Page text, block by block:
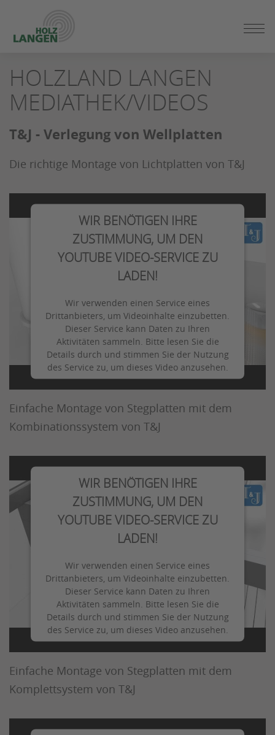
SEITENINHALT
SPRINGEN
HOLZLAND LANGEN
MEDIATHEK/VIDEOS
T&J - Verlegung von Wellplatten
Die richtige Montage von Lichtplatten von T&J
WIR BENÖTIGEN IHRE
ZUSTIMMUNG, UM DEN
YOUTUBE VIDEO-SERVICE ZU
LADEN!
Wir verwenden einen Service eines
Drittanbieters, um Videoinhalte einzubetten.
Dieser Service kann Daten zu Ihren
Aktivitäten sammeln. Bitte lesen Sie die
Details durch und stimmen Sie der Nutzung
des Service zu, um dieses Video anzusehen.
Mehr Informationen
Akzeptieren
T&J - Verlegung von Stegplatten
Einfache Montage von Stegplatten mit dem
Kombinationssystem von T&J
WIR BENÖTIGEN IHRE
ZUSTIMMUNG, UM DEN
YOUTUBE VIDEO-SERVICE ZU
LADEN!
Wir verwenden einen Service eines
Drittanbieters, um Videoinhalte einzubetten.
Dieser Service kann Daten zu Ihren
Aktivitäten sammeln. Bitte lesen Sie die
Details durch und stimmen Sie der Nutzung
des Service zu, um dieses Video anzusehen.
Mehr Informationen
Akzeptieren
T&J - Verlegung von Stegplatten
Einfache Montage von Stegplatten mit dem
Komplettsystem von T&J